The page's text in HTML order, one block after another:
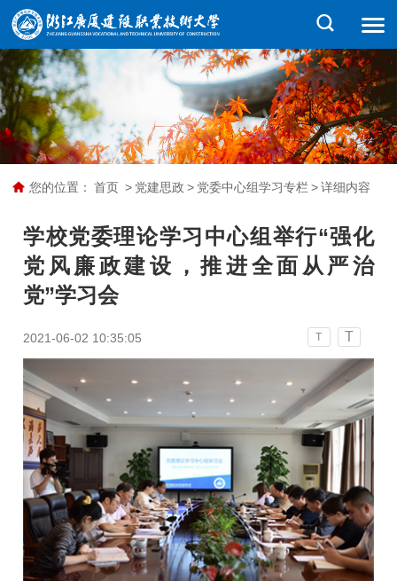
您的位置： 首页 > 党建思政 > 党委中心组学习专栏 > 详细内容
学校党委理论学习中心组举行“强化
党风廉政建设，推进全面从严治
党”学习会
2021-06-02 10:35:05 T T